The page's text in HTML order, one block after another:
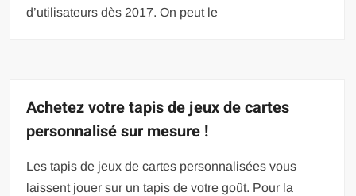
d’utilisateurs dès 2017. On peut le
Achetez votre tapis de jeux de cartes
personnalisé sur mesure !
Les tapis de jeux de cartes personnalisées vous
laissent jouer sur un tapis de votre goût. Pour la